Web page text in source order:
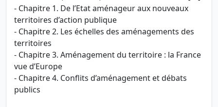
- Chapitre 1. De l’Etat aménageur aux nouveaux
territoires d’action publique
- Chapitre 2. Les échelles des aménagements des
territoires
- Chapitre 3. Aménagement du territoire : la France
vue d’Europe
- Chapitre 4. Conflits d’aménagement et débats
publics